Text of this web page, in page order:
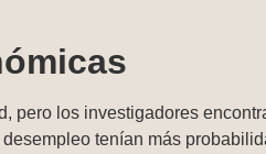
pero los investigadores
tenían más